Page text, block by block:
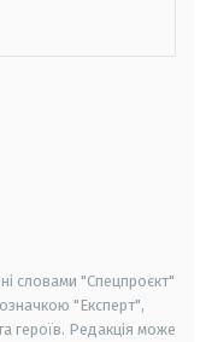
словами "Спецпроєкт"
"Експерт",
героїв. Редакція може